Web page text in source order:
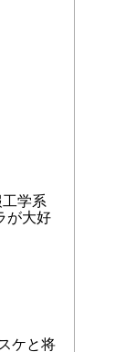
学系
が大好
ケと将